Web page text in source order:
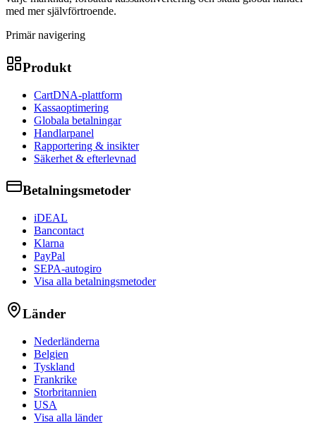
med mer självförtroende.
Primär navigering
Produkt
CartDNA-plattform
Kassaoptimering
Globala betalningar
Handlarpanel
Rapportering & insikter
Säkerhet & efterlevnad
Betalningsmetoder
iDEAL
Bancontact
Klarna
PayPal
SEPA-autogiro
Visa alla betalningsmetoder
Länder
Nederländerna
Belgien
Tyskland
Frankrike
Storbritannien
USA
Visa alla länder